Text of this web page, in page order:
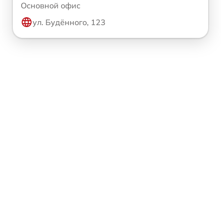
Основной офис
ул. Будённого, 123